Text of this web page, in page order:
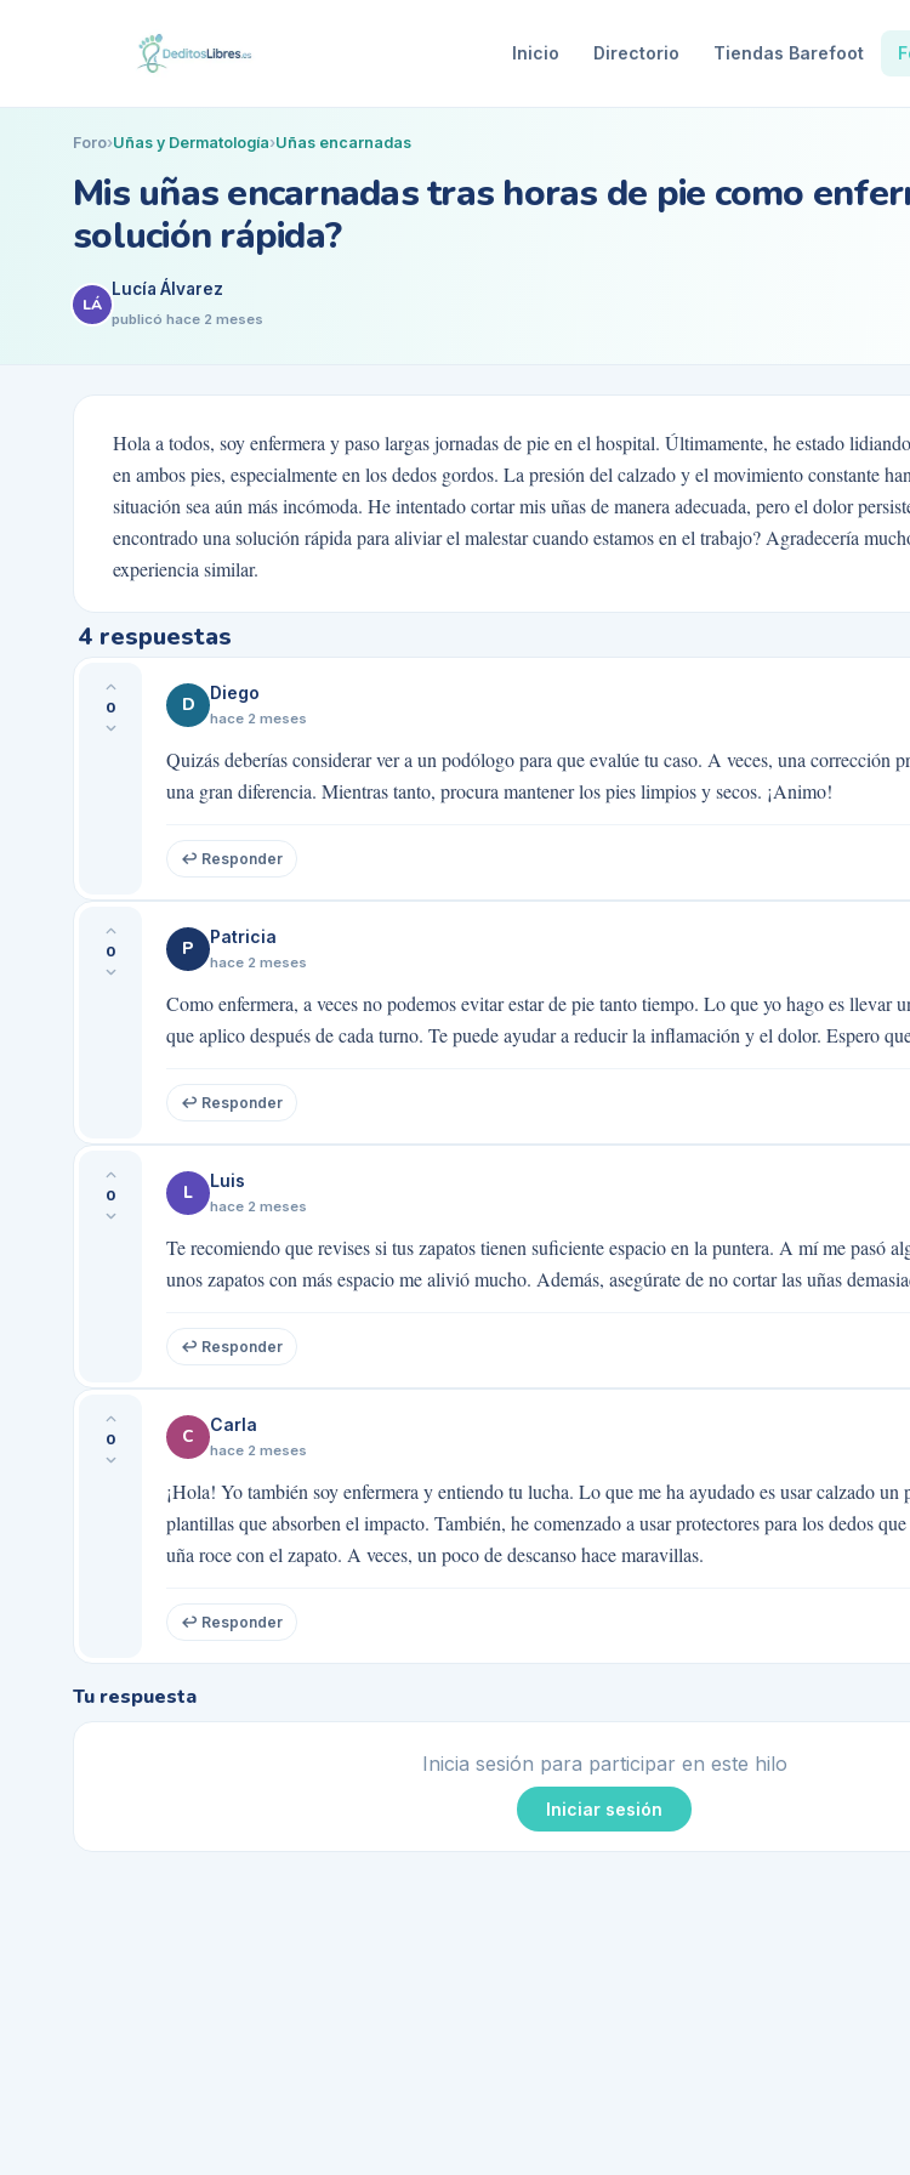
Inicio Directorio Tiendas Barefoot
Foro›Uñas y Dermatología›Uñas encarnadas
Mis uñas encarnadas tras horas de pie como
solución rápida?
LÁ
Lucía Álvarez
publicó hace 2 meses
Hola a todos, soy enfermera y paso largas jornadas de pie en el hospital. Últimamente, he estado
en ambos pies, especialmente en los dedos gordos. La presión del calzado y el movimiento constante
situación sea aún más incómoda. He intentado cortar mis uñas de manera adecuada, pero el dolor
encontrado una solución rápida para aliviar el malestar cuando estamos en el trabajo? Agradecería
experiencia similar.
4 respuestas
0 D
Diego
hace 2 meses
Quizás deberías considerar ver a un podólogo para que evalúe tu caso. A veces, una corrección
una gran diferencia. Mientras tanto, procura mantener los pies limpios y secos. ¡Animo!
↩ Responder
0 P
Patricia
hace 2 meses
Como enfermera, a veces no podemos evitar estar de pie tanto tiempo. Lo que yo hago es llevar
que aplico después de cada turno. Te puede ayudar a reducir la inflamación y el dolor. Espero
↩ Responder
0 L
Luis
hace 2 meses
Te recomiendo que revises si tus zapatos tienen suficiente espacio en la puntera. A mí me pasó
unos zapatos con más espacio me alivió mucho. Además, asegúrate de no cortar las uñas
↩ Responder
0 C
Carla
hace 2 meses
¡Hola! Yo también soy enfermera y entiendo tu lucha. Lo que me ha ayudado es usar calzado un
plantillas que absorben el impacto. También, he comenzado a usar protectores para los dedos
uña roce con el zapato. A veces, un poco de descanso hace maravillas.
↩ Responder
Tu respuesta
Inicia sesión para participar en este hilo
Iniciar sesión